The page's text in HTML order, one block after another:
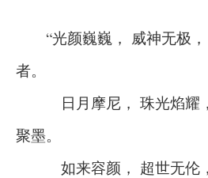
“光颜巍巍， 威神无极，
者。
日月摩尼， 珠光焰耀，
聚墨。
如来容颜， 超世无伦，